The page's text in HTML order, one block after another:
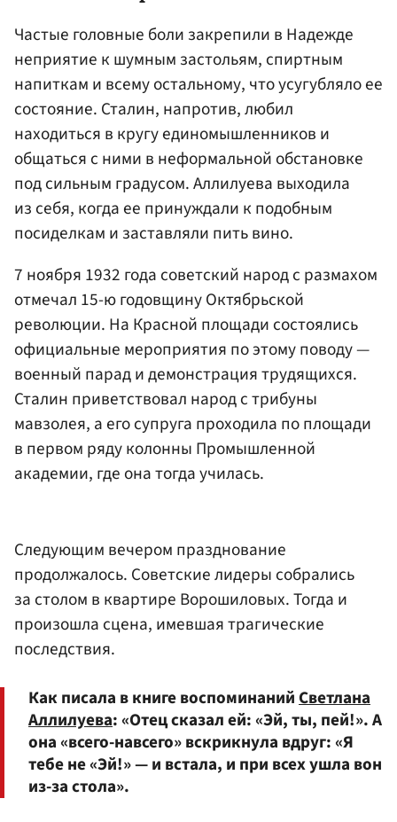
Частые головные боли закрепили в Надежде
неприятие к шумным застольям, спиртным
напиткам и всему остальному, что усугубляло ее
состояние. Сталин, напротив, любил
находиться в кругу единомышленников и
общаться с ними в неформальной обстановке
под сильным градусом. Аллилуева выходила
из себя, когда ее принуждали к подобным
посиделкам и заставляли пить вино.
7 ноября 1932 года советский народ с размахом
отмечал 15-ю годовщину Октябрьской
революции. На Красной площади состоялись
официальные мероприятия по этому поводу —
военный парад и демонстрация трудящихся.
Сталин приветствовал народ с трибуны
мавзолея, а его супруга проходила по площади
в первом ряду колонны Промышленной
академии, где она тогда училась.
Следующим вечером празднование
продолжалось. Советские лидеры собрались
за столом в квартире Ворошиловых. Тогда и
произошла сцена, имевшая трагические
последствия.
Как писала в книге воспоминанийСветлана
Аллилуева: «Отец сказал ей: «Эй, ты, пей!». А
она «всего-навсего» вскрикнула вдруг: «Я
тебе не «Эй!» — и встала, и при всех ушла вон
из-за стола».